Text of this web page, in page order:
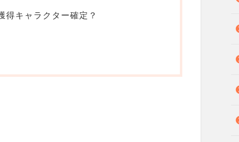
得キャラクター確定？